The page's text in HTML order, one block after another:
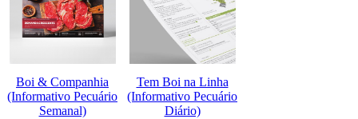
Boi & Companhia
(Informativo Pecuário
Semanal)
Tem Boi na Linha
(Informativo Pecuário
Diário)